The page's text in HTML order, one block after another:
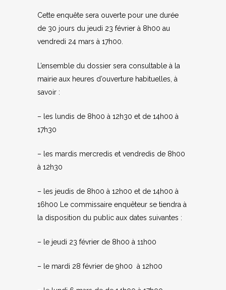
Cette enquête sera ouverte pour une durée
de 30 jours du jeudi 23 février à 8h00 au
vendredi 24 mars à 17h00.
L’ensemble du dossier sera consultable à la
mairie aux heures d’ouverture habituelles, à
savoir :
– les lundis de 8h00 à 12h30 et de 14h00 à
17h30
– les mardis mercredis et vendredis de 8h00
à 12h30
– les jeudis de 8h00 à 12h00 et de 14h00 à
16h00 Le commissaire enquêteur se tiendra à
la disposition du public aux dates suivantes :
– le jeudi 23 février de 8h00 à 11h00
– le mardi 28 février de 9h00 à 12h00